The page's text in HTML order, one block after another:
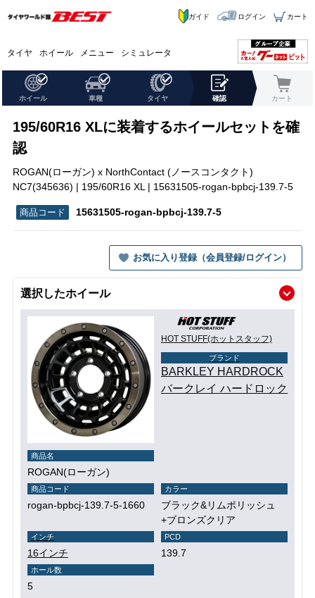
タイヤ ホイール メニュー シミュレータ
ガイド ログイン カート
ホイール 車種 タイヤ 確認 カート
195/60R16 XLに装着するホイールセットを確
認
ROGAN(ローガン) x NorthContact (ノースコンタクト)
NC7(345636) | 195/60R16 XL | 15631505-rogan-bpbcj-139.7-5
15631505-rogan-bpbcj-139.7-5
お気に入り登録（会員登録/ログイン）
選択したホイール
HOT STUFF(ホットスタッフ)
ブランド
BARKLEY HARDROCK
バークレイ ハードロック
商品名
ROGAN(ローガン)
商品コード
rogan-bpbcj-139.7-5-1660
カラー
ブラック&リムポリッシュ
+ブロンズクリア
インチ
16インチ
PCD
139.7
ホール数
5